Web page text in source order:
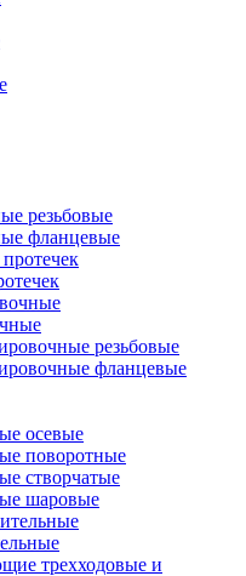
резьбовые
фланцевые
резьбовые
фланцевые
осевые
поворотные
створчатые
шаровые